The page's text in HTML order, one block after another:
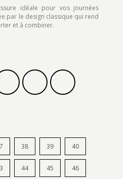
idéale pour vos journées
par le design classique qui rend
et à combiner.
38 39 40
44 45 46